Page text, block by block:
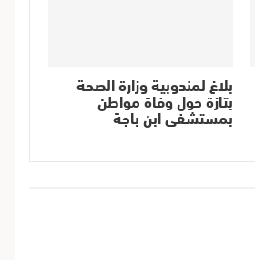
بلاغ لمندوبية وزارة الصحة
بتازة حول وفاة مواطن
بمستشفى ابن باجة